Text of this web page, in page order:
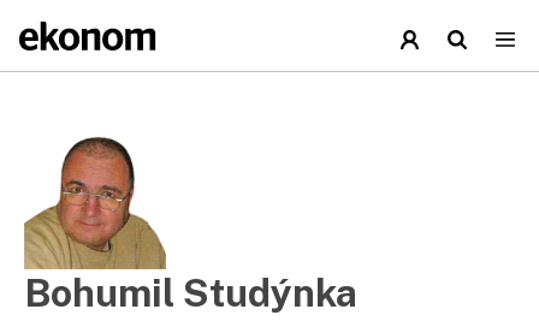
Bohumil Studýnka